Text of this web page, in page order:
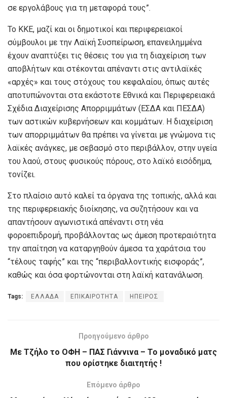
σε εργολάβους για τη μεταφορά τους”.
Το ΚΚΕ, μαζί και οι δημοτικοί και περιφερειακοί
σύμβουλοι με την Λαϊκή Συσπείρωση, επανειλημμένα
έχουν αναπτύξει τις θέσεις του για τη διαχείριση των
αποβλήτων και στέκονται απέναντι στις αντιλαϊκές
«αρχές» και τους στόχους του κεφαλαίου, όπως αυτές
αποτυπώνονται στα εκάστοτε Εθνικά και Περιφερειακά
Σχέδια Διαχείρισης Απορριμμάτων (ΕΣΔΑ και ΠΕΣΔΑ)
των αστικών κυβερνήσεων και κομμάτων. Η διαχείριση
των απορριμμάτων θα πρέπει να γίνεται με γνώμονα τις
λαϊκές ανάγκες, με σεβασμό στο περιβάλλον, στην υγεία
του λαού, στους φυσικούς πόρους, στο λαϊκό εισόδημα,
τονίζει.
Στο πλαίσιο αυτό καλεί τα όργανα της τοπικής, αλλά και
της περιφερειακής διοίκησης, να συζητήσουν και να
απαντήσουν αγωνιστικά απέναντι στη νέα
φοροεπιδρομή, προβάλλοντας ως άμεση προτεραιότητα
την απαίτηση να καταργηθούν άμεσα τα χαράτσια του
“τέλους ταφής” και της “περιβαλλοντικής εισφοράς”,
καθώς και όσα φορτώνονται στη λαϊκή κατανάλωση.
Tags: ΕΛΛΑΔΑ ΕΠΙΚΑΙΡΟΤΗΤΑ ΗΠΕΙΡΟΣ
Προηγούμενο άρθρο
Με Τζήλο το ΟΦΗ – ΠΑΣ Γιάννινα – Το μοναδικό ματς
που ορίστηκε διαιτητής !
Επόμενο άρθρο